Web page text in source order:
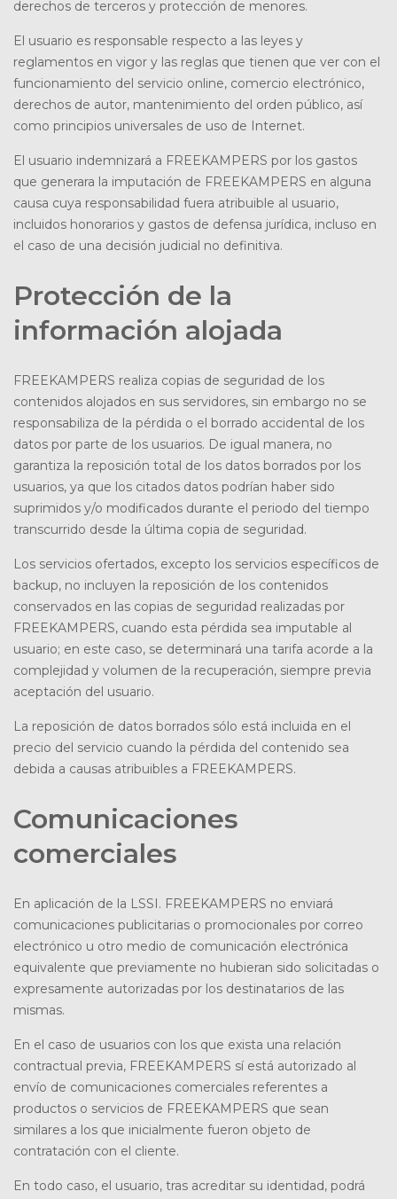
derechos de terceros y protección de menores.
El usuario es responsable respecto a las leyes y
reglamentos en vigor y las reglas que tienen que ver con el
funcionamiento del servicio online, comercio electrónico,
derechos de autor, mantenimiento del orden público, así
como principios universales de uso de Internet.
El usuario indemnizará a FREEKAMPERS por los gastos
que generara la imputación de FREEKAMPERS en alguna
causa cuya responsabilidad fuera atribuible al usuario,
incluidos honorarios y gastos de defensa jurídica, incluso en
el caso de una decisión judicial no definitiva.
Protección de la
información alojada
FREEKAMPERS realiza copias de seguridad de los
contenidos alojados en sus servidores, sin embargo no se
responsabiliza de la pérdida o el borrado accidental de los
datos por parte de los usuarios. De igual manera, no
garantiza la reposición total de los datos borrados por los
usuarios, ya que los citados datos podrían haber sido
suprimidos y/o modificados durante el periodo del tiempo
transcurrido desde la última copia de seguridad.
Los servicios ofertados, excepto los servicios específicos de
backup, no incluyen la reposición de los contenidos
conservados en las copias de seguridad realizadas por
FREEKAMPERS, cuando esta pérdida sea imputable al
usuario; en este caso, se determinará una tarifa acorde a la
complejidad y volumen de la recuperación, siempre previa
aceptación del usuario.
La reposición de datos borrados sólo está incluida en el
precio del servicio cuando la pérdida del contenido sea
debida a causas atribuibles a FREEKAMPERS.
Comunicaciones
comerciales
En aplicación de la LSSI. FREEKAMPERS no enviará
comunicaciones publicitarias o promocionales por correo
electrónico u otro medio de comunicación electrónica
equivalente que previamente no hubieran sido solicitadas o
expresamente autorizadas por los destinatarios de las
mismas.
En el caso de usuarios con los que exista una relación
contractual previa, FREEKAMPERS sí está autorizado al
envío de comunicaciones comerciales referentes a
productos o servicios de FREEKAMPERS que sean
similares a los que inicialmente fueron objeto de
contratación con el cliente.
En todo caso, el usuario, tras acreditar su identidad, podrá